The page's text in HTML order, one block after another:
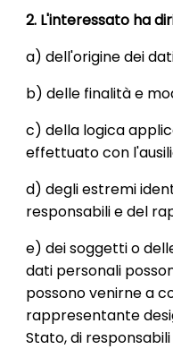
2. L'interessato ha
a) dell'origine dei
b) delle finalità e
c) della logica
effettuato con
d) degli estremi
responsabili e del
e) dei soggetti o
dati personali
possono venirne a
rappresentante
Stato, di